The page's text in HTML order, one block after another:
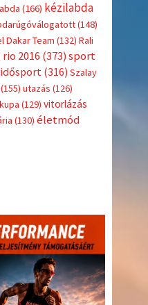
(123)Babos
(143)Bécs(214)
ferrari(139)
(305)Hosszú
(148)kajakkenu